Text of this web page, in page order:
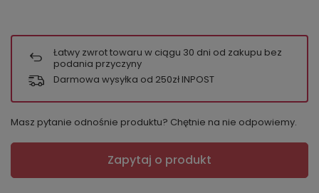
Łatwy zwrot towaru w ciągu 30 dni od zakupu bez
podania przyczyny
Darmowa wysyłka od 250zł INPOST
Masz pytanie odnośnie produktu? Chętnie na nie odpowiemy.
Zapytaj o produkt